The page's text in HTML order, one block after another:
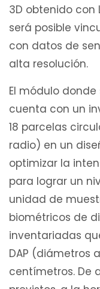
3D obtenido con
será posible
con datos de
alta resolución.
El módulo
cuenta con un
18 parcelas
radio) en un
optimizar la
para lograr un
unidad de
biométricos de
inventariadas
DAP (diámetros
centímetros. De